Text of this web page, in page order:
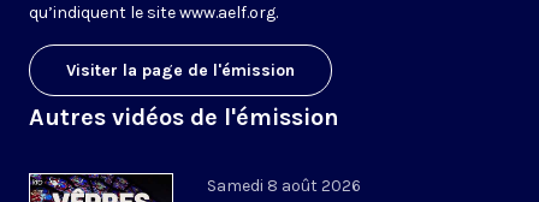
qu’indiquent le sitewww.aelf.org.
Visiter la page de l'émission
Autres vidéos de l'émission
Samedi 8 août 2026